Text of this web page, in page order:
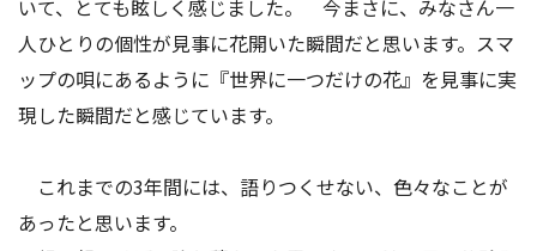
いて、とても眩しく感じました。 今まさに、みなさん一
人ひとりの個性が見事に花開いた瞬間だと思います。スマ
ップの唄にあるように『世界に一つだけの花』を見事に実
現した瞬間だと感じています。
これまでの3年間には、語りつくせない、色々なことが
あったと思います。